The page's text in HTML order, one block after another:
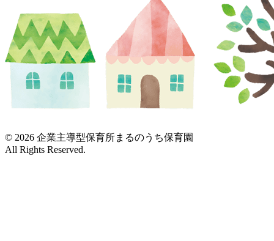
© 2026 企業主導型保育所まるのうち保育園
All Rights Reserved.